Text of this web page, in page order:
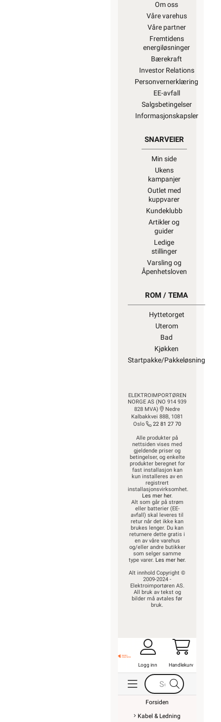
Om oss
Våre varehus
Våre partner
Fremtidens
energiløsninger
Bærekraft
Investor Relations
Personvernerklæring
EE-avfall
Salgsbetingelser
Informasjonskapsler
SNARVEIER
Min side
Ukens
kampanjer
Outlet med
kuppvarer
Kundeklubb
Artikler og
guider
Ledige
stillinger
Varsling og
Åpenhetsloven
ROM / TEMA
Hyttetorget
Uterom
Bad
Kjøkken
Startpakke/Pakkeløsning
ELEKTROIMPORTØREN
NORGE AS (NO 914 939
828 MVA)
Nedre
Kalbakkvei 88B, 1081
Oslo
22 81 27 70
Alle produkter på
nettsiden vises med
gjeldende priser og
betingelser, og enkelte
produkter beregnet for
fast installasjon kan
kun installeres av en
registrert
installasjonsvirksomhet.
Les mer her.
Alt som går på strøm
eller batterier (EE-
avfall) skal leveres til
retur når det ikke kan
brukes lenger. Du kan
returnere dette gratis i
en av våre varehus
og/eller andre butikker
som selger samme
type varer. Les mer her.
Alt innhold Copyright ©
2009-2024 -
Elektroimportøren AS.
All bruk av tekst og
bilder må avtales før
bruk.
Logg inn Handlekurv
Forsiden
Kabel & Ledning